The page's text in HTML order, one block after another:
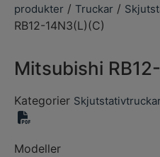
produkter / Truckar /
RB12-14N3(L)(C)
Mitsubishi
Kategorier
Modeller